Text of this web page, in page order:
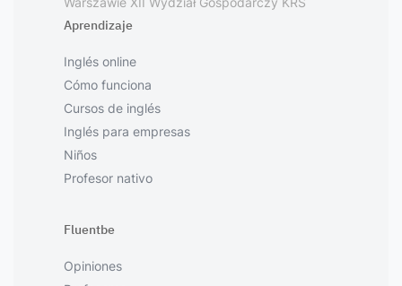
Aprendizaje
Inglés online
Cómo funciona
Cursos de inglés
Inglés para empresas
Niños
Profesor nativo
Fluentbe
Opiniones